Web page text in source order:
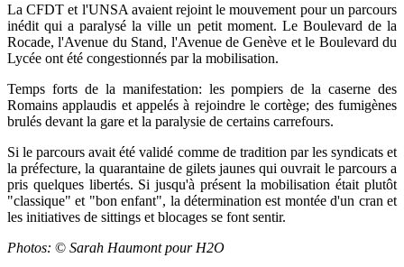
La CFDT et l'UNSA avaient rejoint le mouvement pour un parcours
inédit qui a paralysé la ville un petit moment. Le Boulevard de la
Rocade, l'Avenue du Stand, l'Avenue de Genève et le Boulevard du
Lycée ont été congestionnés par la mobilisation.
Temps forts de la manifestation: les pompiers de la caserne des
Romains applaudis et appelés à rejoindre le cortège; des fumigènes
brulés devant la gare et la paralysie de certains carrefours.
Si le parcours avait été validé comme de tradition par les syndicats et
la préfecture, la quarantaine de gilets jaunes qui ouvrait le parcours a
pris quelques libertés. Si jusqu'à présent la mobilisation était plutôt
"classique" et "bon enfant", la détermination est montée d'un cran et
les initiatives de sittings et blocages se font sentir.
Photos: © Sarah Haumont pour H2O